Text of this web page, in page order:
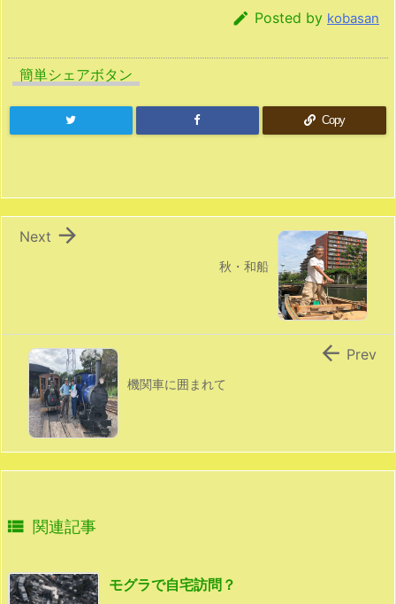
 Posted by kobasan
簡単シェアボタン
Copy
秋・和船

Next
機関車に囲まれて
 Prev
 関連記事
モグラで自宅訪問？